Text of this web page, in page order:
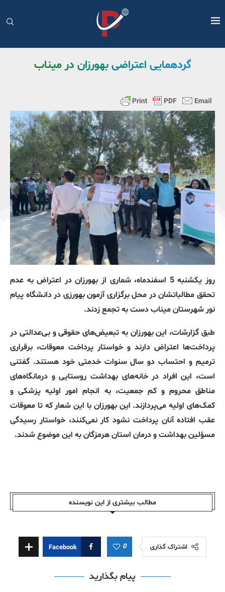
گردهمایی اعتراضی بهورزان در میناب
روز یکشنبه 5 اسفندماه، شماری از بهورزان در اعتراض به عدم
تحقق مطالباتشان در محل برگزاری آزمون بهورزی در دانشگاه پیام
نور شهرستان میناب دست به تجمع زدند.
طبق گزارشات، این بهورزان به تبعیض‌های حقوقی و بی‌عدالتی در
پرداخت‌ها اعتراض دارند و خواستار پرداخت معوقات، برقراری
ترمیم و احتساب دو سال سنوات خدمتی خود هستند. گفتنی
است، این افراد در خانه‌های بهداشت روستایی و درمانگاه‌های
مناطق محروم و کم جمعیت، به انجام امور اولیه پزشکی و
کمک‌های اولیه می‌پردازند. این بهورزان با این شعار که تا معوقات
عقب افتاده آنان پرداخت نشود کار نمی‌کنند، خواستار رسیدگی
مسؤلین بهداشت و درمان استان هرمزگان به این موضوع شدند.
مطالب بیشتری از این نویسندە
اشتراک گذاری 0
Facebook
پیام بگذارید